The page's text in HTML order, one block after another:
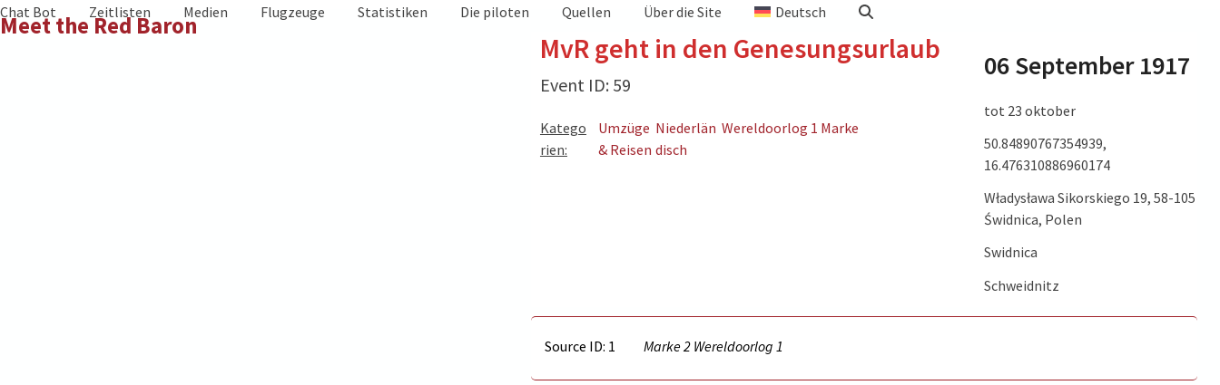
Skip
to
Meet the Red Baron
Chat Bot Zeitlisten Medien Flugzeuge Statistiken Die piloten Quellen Über die Site Deutsch
MvR geht in den Genesungsurlaub
Event ID: 59
Katego
rien:
Umzüge
& Reisen
Niederlän
disch
Wereldoorlog 1 Marke
06 September 1917
tot 23 oktober
50.84890767354939,
16.476310886960174
Władysława Sikorskiego 19, 58-105
Świdnica, Polen
Swidnica
Schweidnitz
Source ID: 1 Marke 2 Wereldoorlog 1